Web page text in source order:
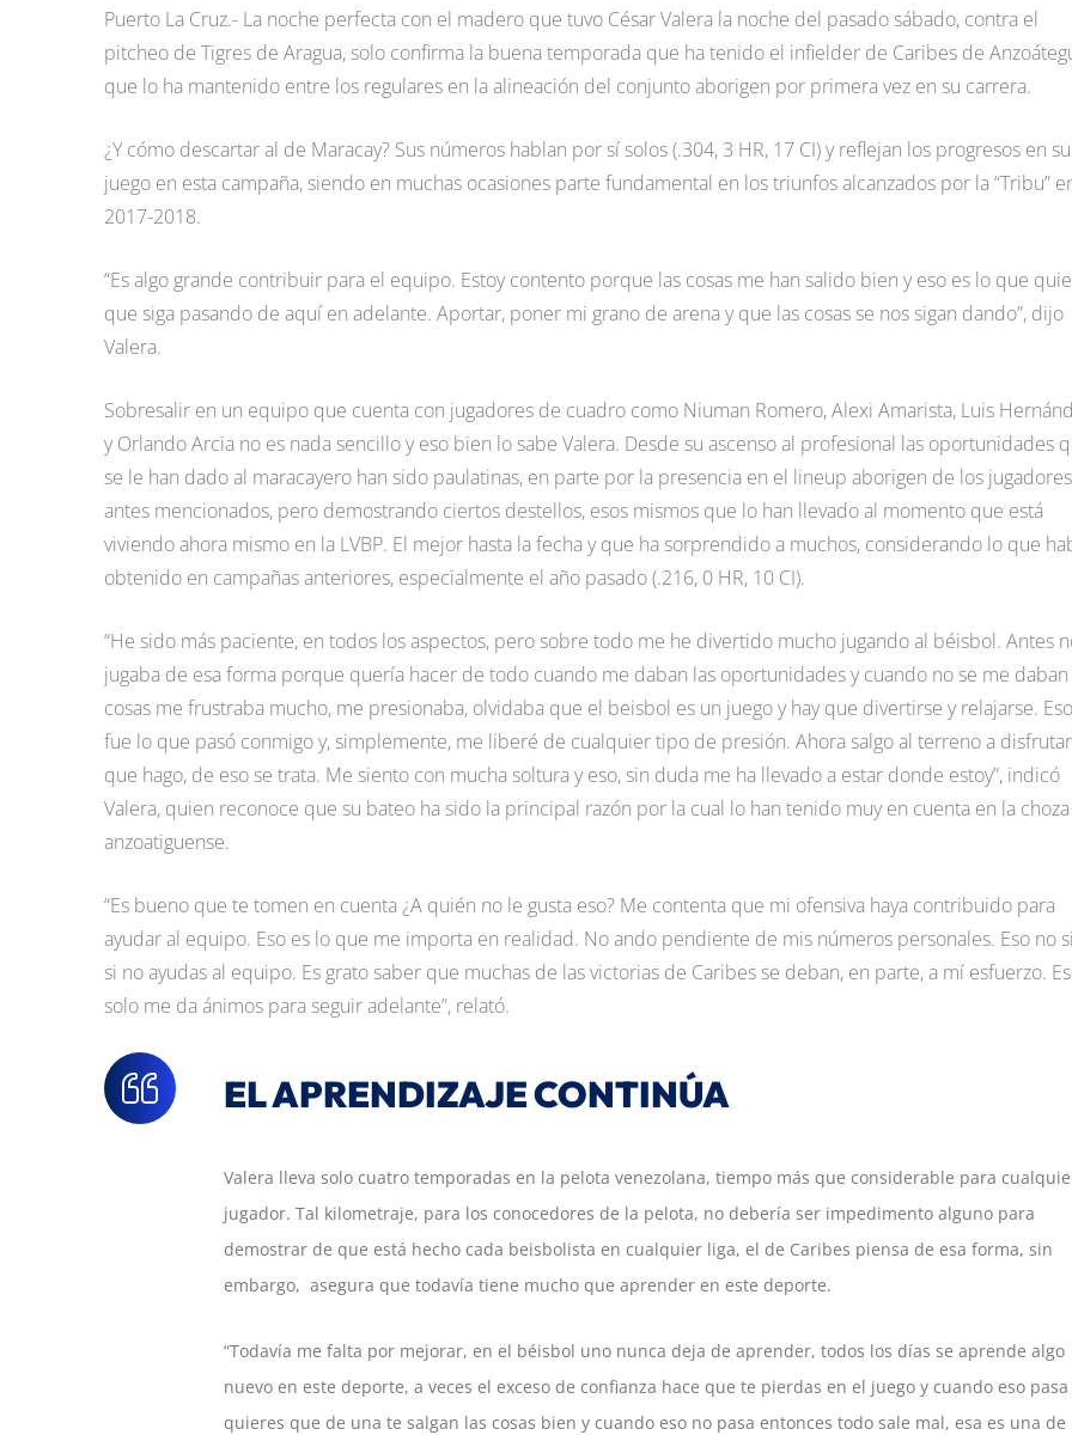
Puerto La Cruz.- La noche perfecta con el madero que tuvo César Valera la noche del pasado sábado, contra el
pitcheo de Tigres de Aragua, solo confirma la buena temporada que ha tenido el infielder de Caribes de
que lo ha mantenido entre los regulares en la alineación del conjunto aborigen por primera vez en su carrera.
¿Y cómo descartar al de Maracay? Sus números hablan por sí solos (.304, 3 HR, 17 CI) y reflejan los progresos en su
juego en esta campaña, siendo en muchas ocasiones parte fundamental en los triunfos alcanzados por la “Tribu”
2017-2018.
“Es algo grande contribuir para el equipo. Estoy contento porque las cosas me han salido bien y eso es lo que
que siga pasando de aquí en adelante. Aportar, poner mi grano de arena y que las cosas se nos sigan dando”, dijo
Valera.
Sobresalir en un equipo que cuenta con jugadores de cuadro como Niuman Romero, Alexi Amarista, Luis
y Orlando Arcia no es nada sencillo y eso bien lo sabe Valera. Desde su ascenso al profesional las oportunidades
se le han dado al maracayero han sido paulatinas, en parte por la presencia en el lineup aborigen de los jugadores
antes mencionados, pero demostrando ciertos destellos, esos mismos que lo han llevado al momento que está
viviendo ahora mismo en la LVBP. El mejor hasta la fecha y que ha sorprendido a muchos, considerando lo que
obtenido en campañas anteriores, especialmente el año pasado (.216, 0 HR, 10 CI).
“He sido más paciente, en todos los aspectos, pero sobre todo me he divertido mucho jugando al béisbol. Antes
jugaba de esa forma porque quería hacer de todo cuando me daban las oportunidades y cuando no se me daban
cosas me frustraba mucho, me presionaba, olvidaba que el beisbol es un juego y hay que divertirse y relajarse. Eso
fue lo que pasó conmigo y, simplemente, me liberé de cualquier tipo de presión. Ahora salgo al terreno a
que hago, de eso se trata. Me siento con mucha soltura y eso, sin duda me ha llevado a estar donde estoy”, indicó
Valera, quien reconoce que su bateo ha sido la principal razón por la cual lo han tenido muy en cuenta en la choza
anzoatiguense.
“Es bueno que te tomen en cuenta ¿A quién no le gusta eso? Me contenta que mi ofensiva haya contribuido para
ayudar al equipo. Eso es lo que me importa en realidad. No ando pendiente de mis números personales. Eso no
si no ayudas al equipo. Es grato saber que muchas de las victorias de Caribes se deban, en parte, a mí esfuerzo.
solo me da ánimos para seguir adelante”, relató.
EL APRENDIZAJE CONTINÚA
Valera lleva solo cuatro temporadas en la pelota venezolana, tiempo más que considerable para
jugador. Tal kilometraje, para los conocedores de la pelota, no debería ser impedimento alguno para
demostrar de que está hecho cada beisbolista en cualquier liga, el de Caribes piensa de esa forma, sin
embargo, asegura que todavía tiene mucho que aprender en este deporte.
“Todavía me falta por mejorar, en el béisbol uno nunca deja de aprender, todos los días se aprende algo
nuevo en este deporte, a veces el exceso de confianza hace que te pierdas en el juego y cuando eso pasa
quieres que de una te salgan las cosas bien y cuando eso no pasa entonces todo sale mal, esa es una de